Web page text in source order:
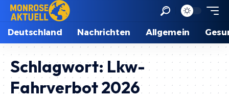
Deutschland Nachrichten Allgemein
Schlagwort: Lkw-
Fahrverbot 2026